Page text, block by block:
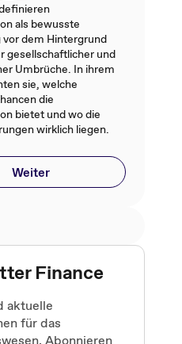
als bewusste
vor dem Hintergrund
gesellschaftlicher und
Umbrüche. In ihrem
sie, welche
die
bietet und wo die
wirklich liegen.
Weiter
Finance
aktuelle
für das
Abonnieren